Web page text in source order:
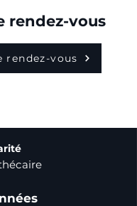
rendez-vous
rendez-vous